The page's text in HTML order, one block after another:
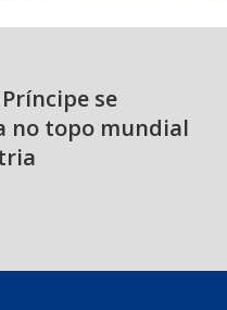
se
no topo mundial